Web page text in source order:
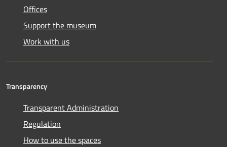
Offices
Support the museum
Work with us
Transparency
Transparent Administration
Regulation
How to use the spaces